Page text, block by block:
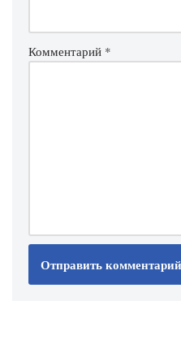
Комментарий *